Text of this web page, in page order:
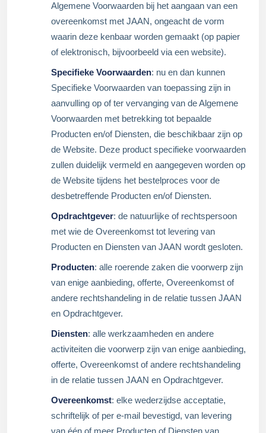
Algemene Voorwaarden bij het aangaan van een
overeenkomst met JAAN, ongeacht de vorm
waarin deze kenbaar worden gemaakt (op papier
of elektronisch, bijvoorbeeld via een website).
Specifieke Voorwaarden: nu en dan kunnen
Specifieke Voorwaarden van toepassing zijn in
aanvulling op of ter vervanging van de Algemene
Voorwaarden met betrekking tot bepaalde
Producten en/of Diensten, die beschikbaar zijn op
de Website. Deze product specifieke voorwaarden
zullen duidelijk vermeld en aangegeven worden op
de Website tijdens het bestelproces voor de
desbetreffende Producten en/of Diensten.
Opdrachtgever: de natuurlijke of rechtspersoon
met wie de Overeenkomst tot levering van
Producten en Diensten van JAAN wordt gesloten.
Producten: alle roerende zaken die voorwerp zijn
van enige aanbieding, offerte, Overeenkomst of
andere rechtshandeling in de relatie tussen JAAN
en Opdrachtgever.
Diensten: alle werkzaamheden en andere
activiteiten die voorwerp zijn van enige aanbieding,
offerte, Overeenkomst of andere rechtshandeling
in de relatie tussen JAAN en Opdrachtgever.
Overeenkomst: elke wederzijdse acceptatie,
schriftelijk of per e-mail bevestigd, van levering
van één of meer Producten of Diensten van